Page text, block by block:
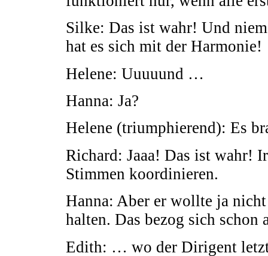
Silke: Das ist wahr! Und
hat es sich mit der Harmonie!
Helene: Uuuuund …
Hanna: Ja?
Helene (triumphierend): Es
Richard: Jaaa! Das ist wahr!
Stimmen koordinieren.
Hanna: Aber er wollte ja
halten. Das bezog sich
Edith: … wo der Dirigent